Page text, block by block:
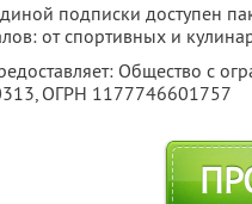
подписки доступен
от спортивных и
Общество с
, ОГРН 1177746601757